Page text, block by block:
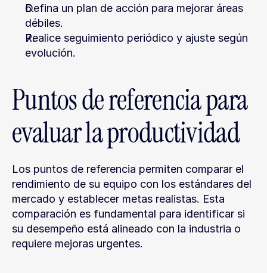
Defina un plan de acción para mejorar áreas
débiles.
Realice seguimiento periódico y ajuste según
evolución.
Puntos de referencia para
evaluar la productividad
Los puntos de referencia permiten comparar el
rendimiento de su equipo con los estándares del
mercado y establecer metas realistas. Esta
comparación es fundamental para identificar si
su desempeño está alineado con la industria o
requiere mejoras urgentes.